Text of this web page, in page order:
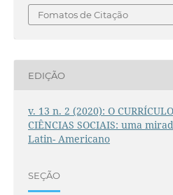
Fomatos de Citação
EDIÇÃO
v. 13 n. 2 (2020): O
CIÊNCIAS SOCIAIS: uma
Latin- Americano
SEÇÃO